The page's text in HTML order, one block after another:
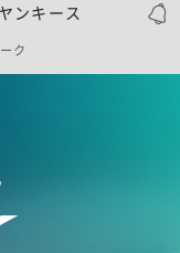
ヤンキース
ク